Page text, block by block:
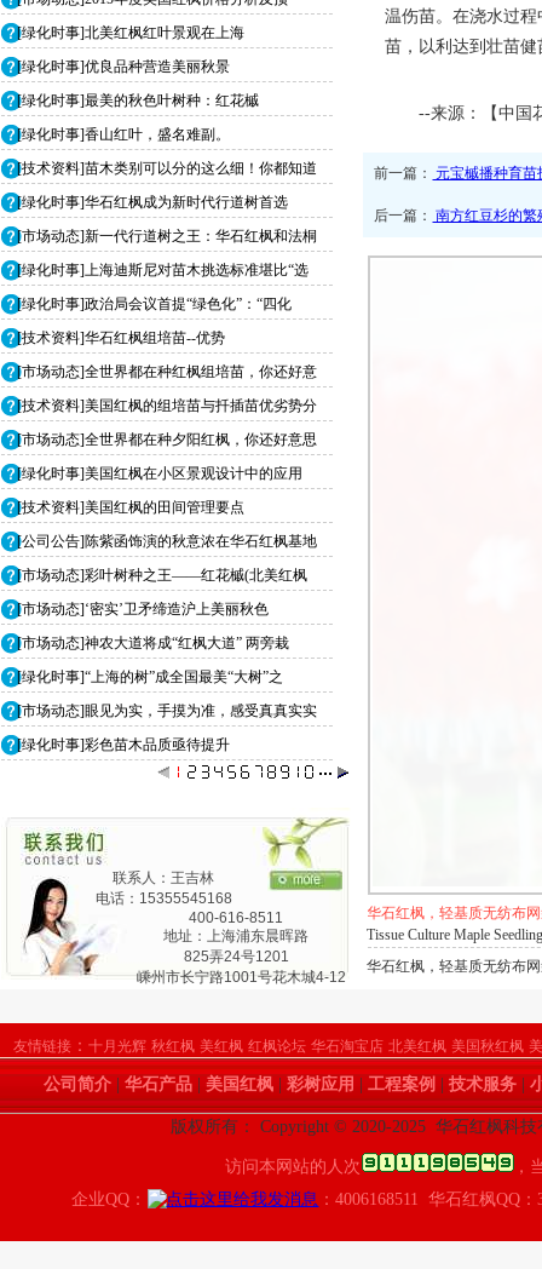
[绿化时事]北美红枫红叶景观在上海
[绿化时事]优良品种营造美丽秋景
[绿化时事]最美的秋色叶树种：红花槭
[绿化时事]香山红叶，盛名难副。
[技术资料]苗木类别可以分的这么细！你都知道
[绿化时事]华石红枫成为新时代行道树首选
[市场动态]新一代行道树之王：华石红枫和法桐
[绿化时事]上海迪斯尼对苗木挑选标准堪比“选
[绿化时事]政治局会议首提“绿色化”：“四化
[技术资料]华石红枫组培苗--优势
[市场动态]全世界都在种红枫组培苗，你还好意
[技术资料]美国红枫的组培苗与扦插苗优劣势分
[市场动态]全世界都在种夕阳红枫，你还好意思
[绿化时事]美国红枫在小区景观设计中的应用
[技术资料]美国红枫的田间管理要点
[公司公告]陈紫函饰演的秋意浓在华石红枫基地
[市场动态]彩叶树种之王——红花槭(北美红枫
[市场动态]‘密实’卫矛缔造沪上美丽秋色
[市场动态]神农大道将成“红枫大道” 两旁栽
[绿化时事]“上海的树”成全国最美“大树”之
[市场动态]眼见为实，手摸为准，感受真真实实
[绿化时事]彩色苗木品质亟待提升
联系人：王吉林
电话：15355545168
400-616-8511
地址：上海浦东晨晖路
825弄24号1201
嵊州市长宁路1001号花木城4-12
温伤苗。在浇水过
苗，以利达到壮苗
--来源：【中国
前一篇： 元宝槭播种育苗
后一篇： 南方红豆杉的繁
华石红枫，轻基质无纺布
Tissue Culture Maple
华石红枫，轻基质无纺布
友情链接 ： 十月光辉 秋红枫 美红枫 红枫论坛 华石淘宝店 北美红枫 美国秋红枫
公司简介 |华石产品 |美国红枫 |彩树应用 |工程案例 |技术服务 |
版权所有： Copyright © 2020-2025 华石红枫科
访问本网站的人次
，
企业QQ：
：4006168511 华石红枫QQ